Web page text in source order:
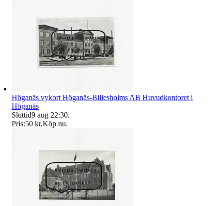
Höganäs vykort Höganäs-Billesholms AB Huvudkontoret i
Höganäs
Sluttid9 aug 22:30.
Pris:50 kr,Köp nu.